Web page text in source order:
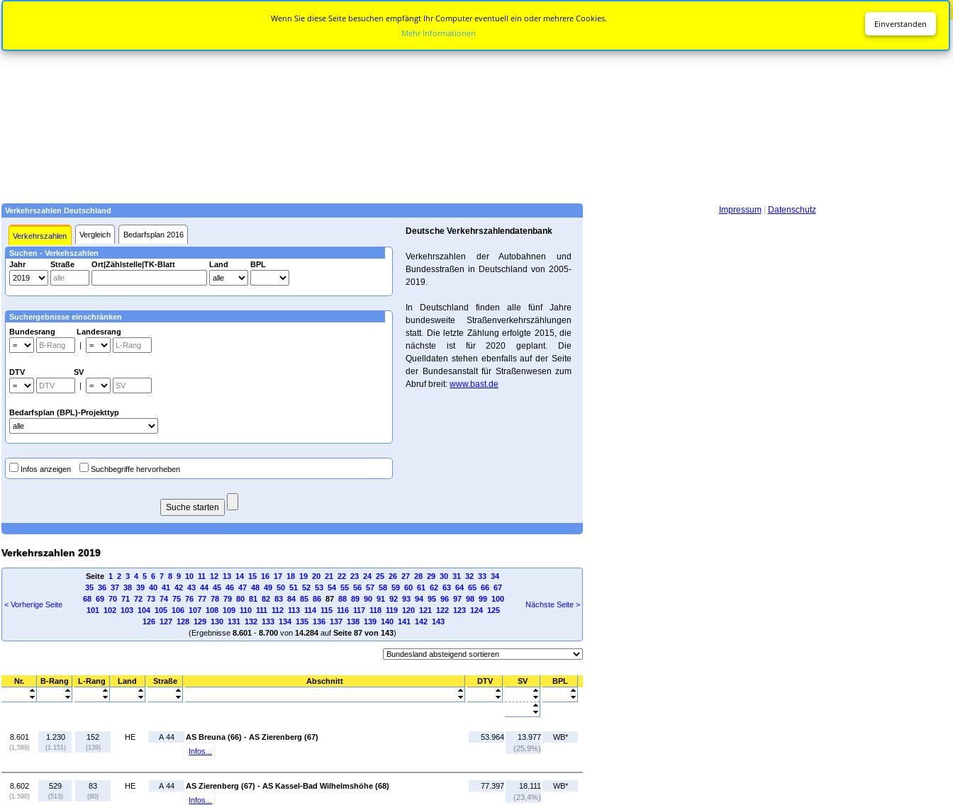
Verkehrszahlen Deutschland
Verkehrszahlen Vergleich Bedarfsplan 2016
Suchen - Verkehszahlen
Jahr
Straße Ort|Zählstelle|TK-Blatt Land BPL
Suchergebnisse einschränken
Bundesrang Landesrang
|
DTV SV
|
Bedarfsplan (BPL)-Projekttyp
Infos anzeigen Suchbegriffe hervorheben
Deutsche Verkehrszahlendatenbank
Verkehrszahlen der Autobahnen und
Bundesstraßen in Deutschland von 2005-
2019.
In Deutschland finden alle fünf Jahre
bundesweite Straßenverkehrszählungen
statt. Die letzte Zählung erfolgte 2015, die
nächste ist für 2020 geplant. Die
Quelldaten stehen ebenfalls auf der Seite
der Bundesanstalt für Straßenwesen zum
Abruf breit: www.bast.de
Verkehrszahlen 2019
< Vorherige Seite
Seite 1 2 3 4 5 6 7 8 9 10 11 12 13 14 15 16 17 18 19 20 21 22 23 24 25 26 27 28 29 30 31 32 33 34
35 36 37 38 39 40 41 42 43 44 45 46 47 48 49 50 51 52 53 54 55 56 57 58 59 60 61 62 63 64 65 66 67
68 69 70 71 72 73 74 75 76 77 78 79 80 81 82 83 84 85 8687 88 89 90 91 92 93 94 95 96 97 98 99 100
101 102 103 104 105 106 107 108 109 110 111 112 113 114 115 116 117 118 119 120 121 122 123 124 125
126 127 128 129 130 131 132 133 134 135 136 137 138 139 140 141 142 143
(Ergebnisse 8.601- 8.700von 14.284auf Seite 87 von 143)
Nächste Seite >
Nr. B-Rang L-Rang Land Straße Abschnitt DTV SV BPL
8.601
(1.589)
1.230
(1.151)
152
(139)
HE A 44
AS Breuna (66) - AS Zierenberg (67)
Infos...
53.964
13.977
(25,9%)
WB*
8.602
(1.590)
529
(513)
83
(80)
HE A 44
AS Zierenberg (67) - AS Kassel-Bad Wilhelmshöhe (68)
Infos...
77.397
18.111
(23,4%)
WB*
Impressum| Datenschutz
Einverstanden
Wenn Sie diese Seite besuchen empfängt Ihr Computer eventuell ein oder mehrere Cookies.
Mehr Informationen